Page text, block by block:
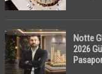
Notte
2026